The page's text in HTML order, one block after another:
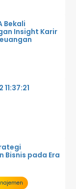
Bekali
Insight Karir
Bisnis pada Era